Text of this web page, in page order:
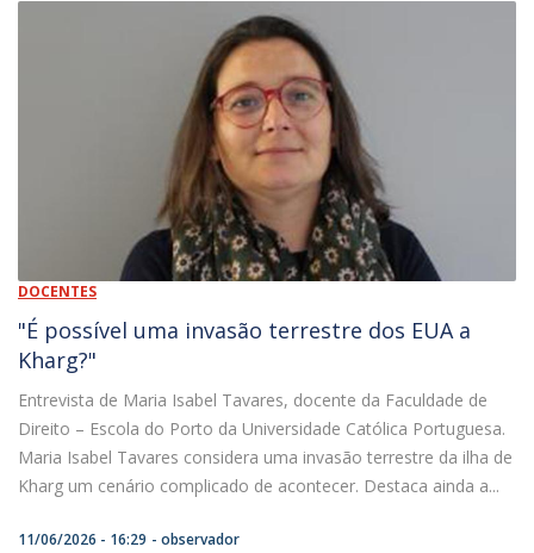
DOCENTES
"É possível uma invasão terrestre dos EUA a
Kharg?"
Entrevista de Maria Isabel Tavares, docente da Faculdade de
Direito – Escola do Porto da Universidade Católica Portuguesa.
Maria Isabel Tavares considera uma invasão terrestre da ilha de
Kharg um cenário complicado de acontecer. Destaca ainda a...
11/06/2026 - 16:29 observador